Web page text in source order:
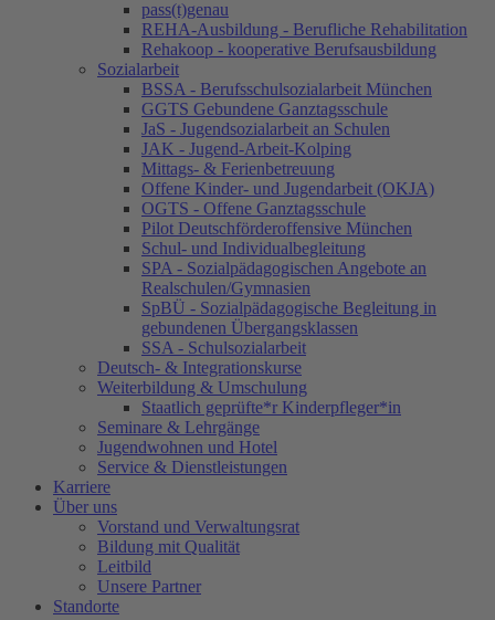
pass(t)genau
REHA-Ausbildung - Berufliche Rehabilitation
Rehakoop - kooperative Berufsausbildung
Sozialarbeit
BSSA - Berufsschulsozialarbeit München
GGTS Gebundene Ganztagsschule
JaS - Jugendsozialarbeit an Schulen
JAK - Jugend-Arbeit-Kolping
Mittags- & Ferienbetreuung
Offene Kinder- und Jugendarbeit (OKJA)
OGTS - Offene Ganztagsschule
Pilot Deutschförderoffensive München
Schul- und Individualbegleitung
SPA - Sozialpädagogischen Angebote an
Realschulen/Gymnasien
SpBÜ - Sozialpädagogische Begleitung in
gebundenen Übergangsklassen
SSA - Schulsozialarbeit
Deutsch- & Integrationskurse
Weiterbildung & Umschulung
Staatlich geprüfte*r Kinderpfleger*in
Seminare & Lehrgänge
Jugendwohnen und Hotel
Service & Dienstleistungen
Karriere
Über uns
Vorstand und Verwaltungsrat
Bildung mit Qualität
Leitbild
Unsere Partner
Standorte